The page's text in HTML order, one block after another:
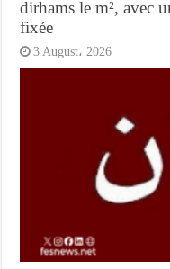
dirhams le m², avec
fixée
3 August، 2026